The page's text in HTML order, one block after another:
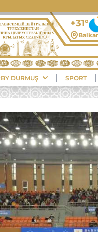
+31°
DURMUŞ SPORT